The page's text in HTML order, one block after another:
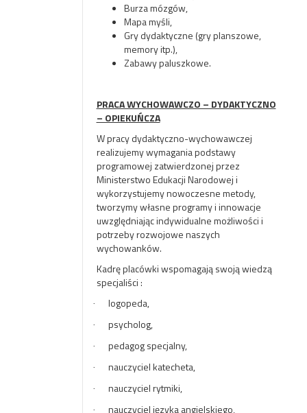
Burza mózgów,
Mapa myśli,
Gry dydaktyczne (gry planszowe,
memory itp.),
Zabawy paluszkowe.
PRACA WYCHOWAWCZO – DYDAKTYCZNO
– OPIEKUŃCZA
W pracy dydaktyczno-wychowawczej
realizujemy wymagania podstawy
programowej zatwierdzonej przez
Ministerstwo Edukacji Narodowej i
wykorzystujemy nowoczesne metody,
tworzymy własne programy i innowacje
uwzględniając indywidualne możliwości i
potrzeby rozwojowe naszych
wychowanków.
Kadrę placówki wspomagają swoją wiedzą
specjaliści :
· logopeda,
· psycholog,
· pedagog specjalny,
· nauczyciel katecheta,
· nauczyciel rytmiki,
· nauczyciel języka angielskiego,